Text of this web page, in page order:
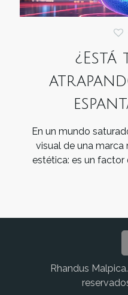
¿Está
En un mundo
visual de una marca
estética: es un factor
Rhandus